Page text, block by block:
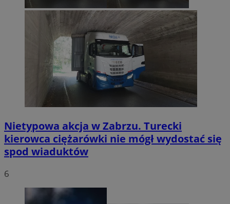
Nietypowa akcja w Zabrzu. Turecki
kierowca ciężarówki nie mógł wydostać się
spod wiaduktów
6